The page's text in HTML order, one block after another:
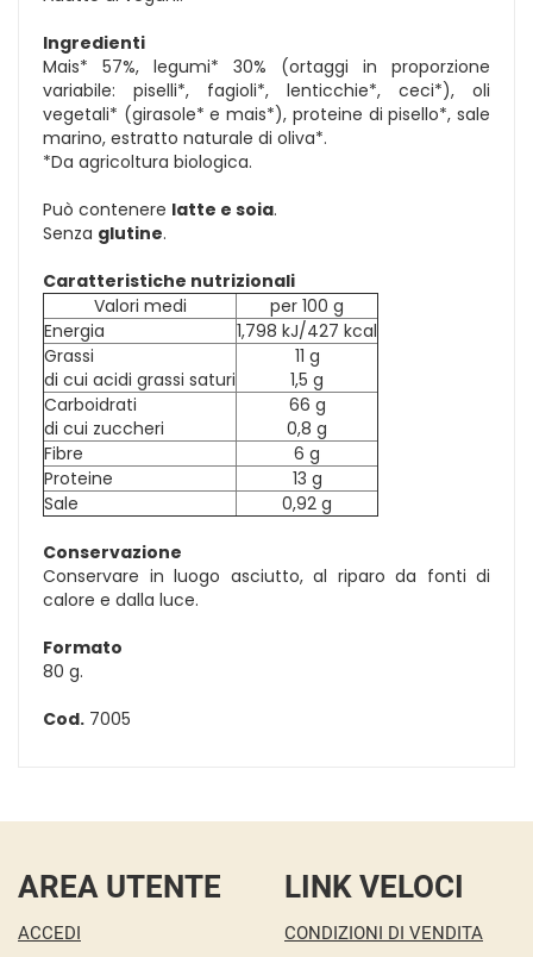
Ingredienti
Mais* 57%, legumi* 30% (ortaggi in proporzione
variabile: piselli*, fagioli*, lenticchie*, ceci*), oli
vegetali* (girasole* e mais*), proteine di pisello*, sale
marino, estratto naturale di oliva*.
*Da agricoltura biologica.
Può contenere latte e soia.
Senza glutine.
Caratteristiche nutrizionali
Valori medi
per 100 g
Energia
1,798 kJ/427 kcal
Grassi
di cui acidi grassi saturi
11 g
1,5 g
Carboidrati
di cui zuccheri
66 g
0,8 g
Fibre
6 g
Proteine
13 g
Sale
0,92 g
Conservazione
Conservare in luogo asciutto, al riparo da fonti di
calore e dalla luce.
Formato
80 g.
Cod. 7005
AREA UTENTE
ACCEDI
LINK VELOCI
CONDIZIONI DI VENDITA